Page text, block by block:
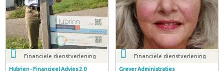
Financiële dienstverlening
Hubrien - Financieel Advies 2.0
Financiële dienstverlening
Grever Administraties